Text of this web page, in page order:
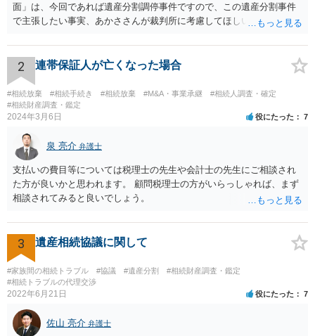
面」は、今回であれば遺産分割調停事件ですので、この遺産分割事件
で主張したい事実、あかささんが裁判所に考慮してほしいと思う、亡
ります。 もし、主張したい事実や考慮してほしい事情に関連して
資料を持っているようであれば、主張書面とは別で提出できます。も
し、お姉さんに見られたくないような資料がある場合、「非開示の希
望に関する申出書」と共に提出することも考えられます。 ご質問：書
いた方が良い事と書かない方が良い事 回答： お姉さんが申立書の「申
立ての趣旨」のところに書いている遺産の分け方に対して意見があれ
ば、まずそれを書くとよいです。 次に「申立ての理由」のところに、
なぜ調停を申し立てたのか(例えば、あかささんと話合いが出来ない／
決裂した、など)や亡くなった方・あかささん・お姉さん間の事情やい
きさつなどが書かれていると思うので、あかささんから見てそれは違
うと感じるところは、どのように違うのか、など書くとよいです。 そ
の他、お姉さんの申立書には書かれていないけど、どのように遺産を
った等)、それも書くとよいです。 書かない方が良いと思うことは、遺
産分割に関係ない(と思われる)いきさつを沢山盛り込むことだと考えま
す(あくまで遺産分割に関係することに留める方が、裁判所や調停委員
の方に事情を理解してもらいやすいと思います)。
2 連帯保証人が亡くなった場合
#相続放棄 #相続手続き #相続放棄 #M&A・事業承継
#相続人調査・確定
#相続財産調査・鑑定
2024年3月6日 役にたった 7
泉 亮介 弁護士
支払いの費目等については税理士の先生や会計士の先生にご相談され
た方が良いかと思われます。 顧問税理士の方がいらっしゃれば、まず
相談されてみると良いでしょう。
3 遺産相続協議に関して
#家族間の相続トラブル #協議 #遺産分割
#相続財産調査・鑑定
#相続トラブルの代理交渉
2022年6月21日 役にたった 7
佐山 亮介 弁護士